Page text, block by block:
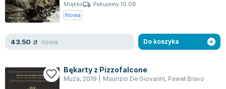
Paulina Młynarska
ks. Piotr Pawlukiewicz
Piotr Latocha
Piotr Semka
Jarosław Iwaszkiewicz
Miękka
Pakujemy 10.08
Nowa
43.50 zł nowa Do koszyka
Bękarty z Pizzofalcone
Muza, 2019 Maurizio De Giovanni, Paweł Bravo